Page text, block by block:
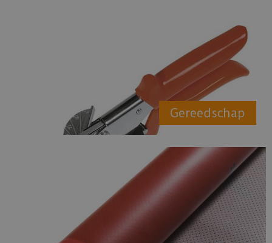
Gereedschap